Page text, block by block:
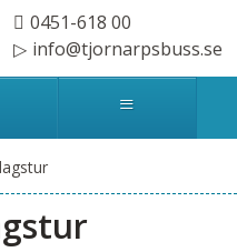
0451-618 00
info@tjornarpsbuss.se